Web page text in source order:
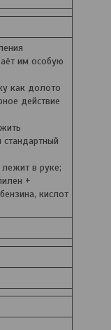
им особую
как долото
действие
в руке;
+
кислот